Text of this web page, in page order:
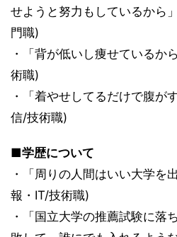
せようと努力もしているから
門職)
・「背が低いし痩せているか
術職)
・「着やせしてるだけで腹が
信/技術職)
■学歴について
・「周りの人間はいい大学を
報・IT/技術職)
・「国立大学の推薦試験に落